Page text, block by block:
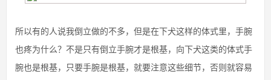
所以有的人说我倒立做的不多，但是在下犬这样的体式里，手腕
也疼为什么？不是只有倒立手腕才是根基，向下犬这类的体式手
腕也是根基，只要手腕是根基，就要注意这些细节，否则就容易